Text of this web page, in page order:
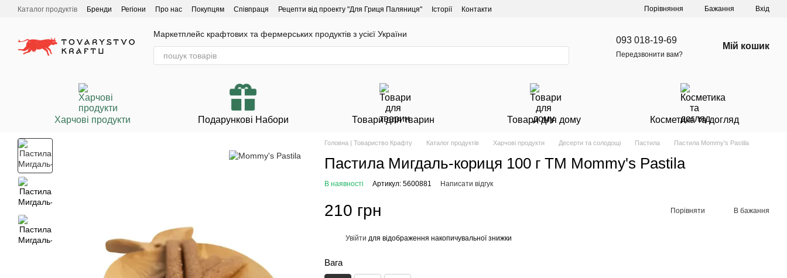
Перейти до основного контенту
Каталог продуктів Бренди Регіони Про нас Покупцям Співпраця Рецепти від проекту "Для Гриця Паляниця" Історії Контакти Порівняння Бажання Вхід
Маркетплейс крафтових та фермерських продуктів з усієї України
093 018-19-69
Передзвонити вам?
Мій кошик
Харчові продукти Подарункові Набори Товари для тварин Товари для дому Косметика та догляд
Головна | Товариство Крафту Каталог продуктів Харчові продукти Десерти та солодощі Пастила Пастила Mommy's Pastila
Пастила Мигдаль-кориця 100 г ТМ Mommy's Pastila
В наявності Артикул: 5600881 Написати відгук
210 грн Порівняти В бажання
Увійти для відображення накопичувальної знижки
Вага